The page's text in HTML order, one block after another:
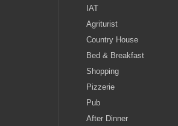
IAT
Agriturist
Country House
Bed & Breakfast
Shopping
Pizzerie
Pub
After Dinner